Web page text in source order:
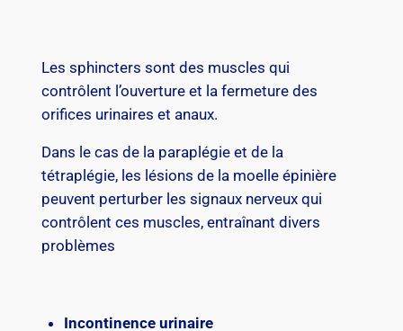
Les sphincters sont des muscles qui
contrôlent l’ouverture et la fermeture des
orifices urinaires et anaux.
Dans le cas de la paraplégie et de la
tétraplégie, les lésions de la moelle épinière
peuvent perturber les signaux nerveux qui
contrôlent ces muscles, entraînant divers
problèmes
Incontinence urinaire